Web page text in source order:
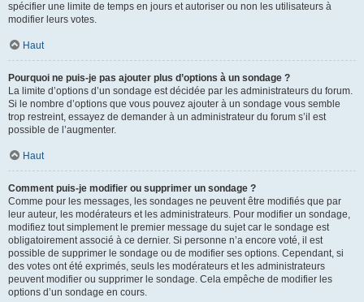
spécifier une limite de temps en jours et autoriser ou non les utilisateurs à
modifier leurs votes.
Haut
Pourquoi ne puis-je pas ajouter plus d’options à un sondage ?
La limite d’options d’un sondage est décidée par les administrateurs du forum.
Si le nombre d’options que vous pouvez ajouter à un sondage vous semble
trop restreint, essayez de demander à un administrateur du forum s’il est
possible de l’augmenter.
Haut
Comment puis-je modifier ou supprimer un sondage ?
Comme pour les messages, les sondages ne peuvent être modifiés que par
leur auteur, les modérateurs et les administrateurs. Pour modifier un sondage,
modifiez tout simplement le premier message du sujet car le sondage est
obligatoirement associé à ce dernier. Si personne n’a encore voté, il est
possible de supprimer le sondage ou de modifier ses options. Cependant, si
des votes ont été exprimés, seuls les modérateurs et les administrateurs
peuvent modifier ou supprimer le sondage. Cela empêche de modifier les
options d’un sondage en cours.